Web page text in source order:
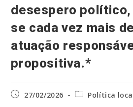
desespero
se cada vez mais
atuação
propositiva.*
Post27/02/2026
Categoria
Política